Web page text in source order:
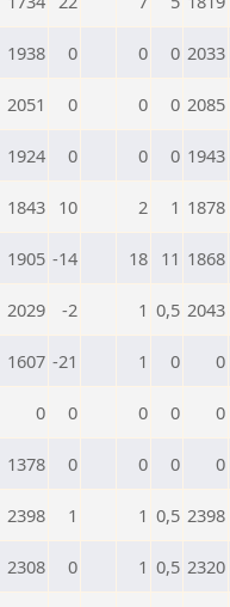
1938 0 0 0 2033
2051 0 0 0 2085
1924 0 0 0 1943
1843 10 2 1 1878
1905 -14 18 11 1868
2029 -2 1 0,5 2043
1607 -21 1 0 0
0 0 0 0 0
1378 0 0 0 0
2398 1 1 0,5 2398
2308 0 1 0,5 2320